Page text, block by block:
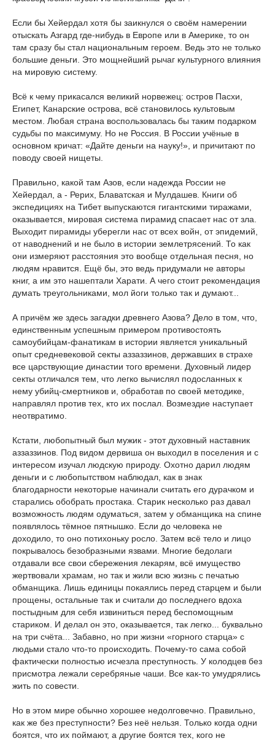
Если бы Хейердал хотя бы заикнулся о своём намерении
отыскать Азгард где-нибудь в Европе или в Америке, то он
там сразу бы стал национальным героем. Ведь это не только
большие деньги. Это мощнейший рычаг культурного влияния
на мировую систему.
Всё к чему прикасался великий норвежец: остров Пасхи,
Египет, Канарские острова, всё становилось культовым
местом. Любая страна воспользовалась бы таким подарком
судьбы по максимуму. Но не Россия. В России учёные в
основном кричат: «Дайте деньги на науку!», и причитают по
поводу своей нищеты.
Правильно, какой там Азов, если надежда России не
Хейердал, а - Рерих, Блаватская и Мулдашев. Книги об
экспедициях на Тибет выпускаются гигантскими тиражами,
оказывается, мировая система пирамид спасает нас от зла.
Выходит пирамиды уберегли нас от всех войн, от эпидемий,
от наводнений и не было в истории землетрясений. То как
они измеряют расстояния это вообще отдельная песня, но
людям нравится. Ещё бы, это ведь придумали не авторы
книг, а им это нашептали Харати. А чего стоит рекомендация
думать треугольниками, мол йоги только так и думают...
А причём же здесь загадки древнего Азова? Дело в том, что,
единственным успешным примером противостоять
самоубийцам-фанатикам в истории является уникальный
опыт средневековой секты аззаззинов, державших в страхе
все царствующие династии того времени. Духовный лидер
секты отличался тем, что легко вычислял подосланных к
нему убийц-смертников и, обработав по своей методике,
направлял против тех, кто их послал. Возмездие наступает
неотвратимо.
Кстати, любопытный был мужик - этот духовный наставник
аззаззинов. Под видом дервиша он выходил в поселения и с
интересом изучал людскую природу. Охотно дарил людям
деньги и с любопытством наблюдал, как в знак
благодарности некоторые начинали считать его дурачком и
старались обобрать простака. Старик несколько раз давал
возможность людям одуматься, затем у обманщика на спине
появлялось тёмное пятнышко. Если до человека не
доходило, то оно потихоньку росло. Затем всё тело и лицо
покрывалось безобразными язвами. Многие бедолаги
отдавали все свои сбережения лекарям, всё имущество
жертвовали храмам, но так и жили всю жизнь с печатью
обманщика. Лишь единицы покаялись перед старцем и были
прощены, остальные так и считали до последнего вдоха
постыдным для себя извиниться перед беспомощным
стариком. И делал он это, оказывается, так легко... буквально
на три счёта... Забавно, но при жизни «горного старца» с
людьми стало что-то происходить. Почему-то сама собой
фактически полностью исчезла преступность. У колодцев без
присмотра лежали серебряные чаши. Все как-то умудрялись
жить по совести.
Но в этом мире обычно хорошее недолговечно. Правильно,
как же без преступности? Без неё нельзя. Только когда одни
боятся, что их поймают, а другие боятся тех, кого не